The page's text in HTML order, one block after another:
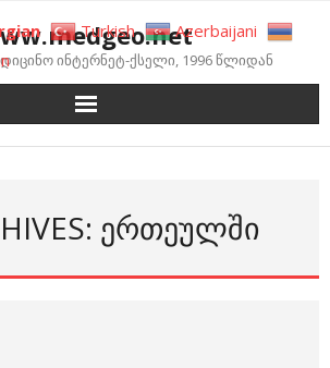
ინტერნეტ-ქსელი, 1996 წლიდან
ᲔᲠᲗᲔᲣᲚᲨᲘ
Turkish
Azerbaijani